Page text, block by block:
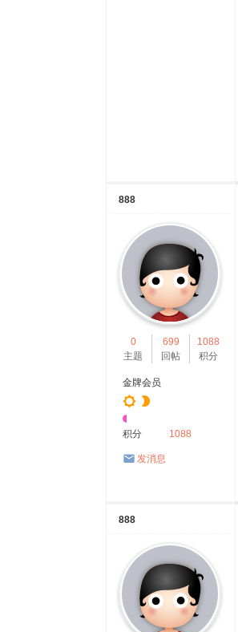
888
0
主题
699
回帖
1088
积分
金牌会员
积分 1088
发消息
888